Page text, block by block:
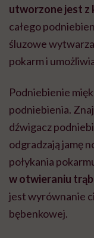
utworzone jest z
całego
śluzowe
pokarm i
Podniebienie
podniebienia.
dźwigacz
odgradzają jamę
połykania
w otwieraniu
jest wyrównanie
bębenkowej.